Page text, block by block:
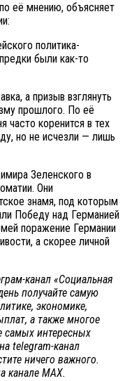
её мнению, объясняет
политика-
были как-то
а призыв взглянуть
прошлого. По её
часто коренится в тех
но не исчезли — лишь
Зеленского в
Они
знамя, под которым
Победу над Германией
поражение Германии
а скорее личной
канал «Социальная
получайте самую
экономике,
а также многое
самых интересных
telegram-канал
ничего важного.
канале МАХ.